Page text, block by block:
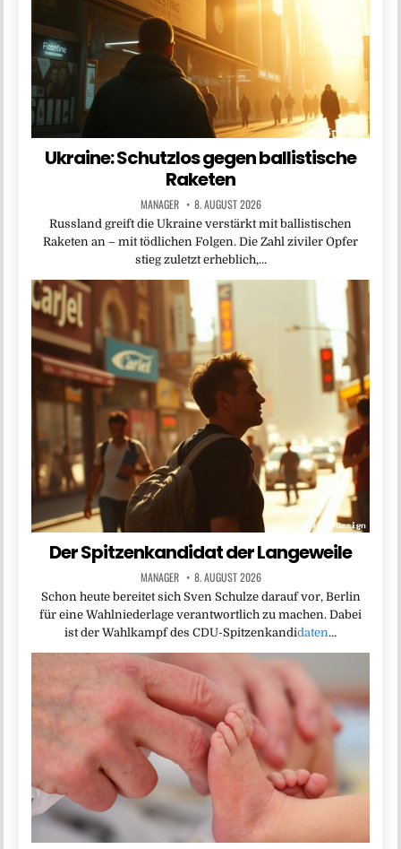
Ukraine: Schutzlos gegen ballistische
Raketen
MANAGER 8. AUGUST 2026
Russland greift die Ukraine verstärkt mit ballistischen
Raketen an – mit tödlichen Folgen. Die Zahl ziviler Opfer
stieg zuletzt erheblich,…
Der Spitzenkandidat der Langeweile
MANAGER 8. AUGUST 2026
Schon heute bereitet sich Sven Schulze darauf vor, Berlin
für eine Wahlniederlage verantwortlich zu machen. Dabei
ist der Wahlkampf des CDU-Spitzenkandidaten…